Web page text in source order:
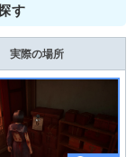
す
実際の場所